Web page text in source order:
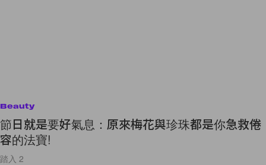
Beauty
節日就是要好氣息：原來梅花與珍珠都是你急救倦
容的法寶!
踏入 2